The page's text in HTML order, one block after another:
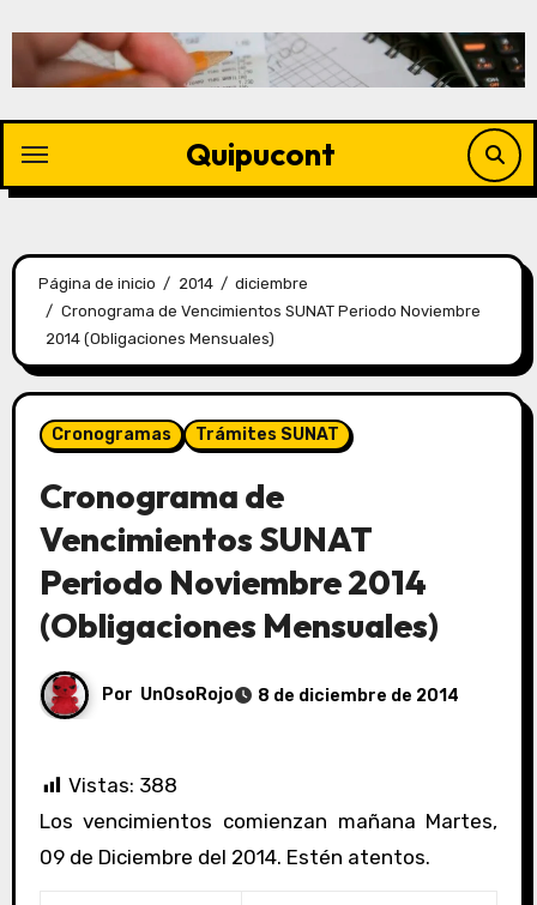
Quipucont
Página de inicio 2014
diciembre
Cronograma de Vencimientos SUNAT Periodo Noviembre
2014 (Obligaciones Mensuales)
Cronogramas Trámites SUNAT
Cronograma de
Vencimientos SUNAT
Periodo Noviembre 2014
(Obligaciones Mensuales)
Por UnOsoRojo 8 de diciembre de 2014
Vistas: 388
Los vencimientos comienzan mañana Martes,
09 de Diciembre del 2014. Estén atentos.